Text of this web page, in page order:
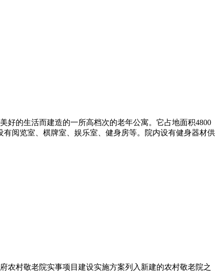
好的生活而建造的一所高档次的老年公寓。它占地面积4800
阅览室、棋牌室、娱乐室、健身房等。院内设有健身器材供
农村敬老院实事项目建设实施方案列入新建的农村敬老院之